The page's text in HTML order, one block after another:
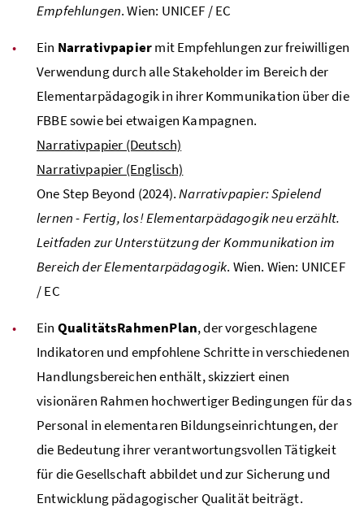
Empfehlungen. Wien: UNICEF /EC
Ein Narrativpapiermit Empfehlungen zur freiwilligen
Verwendung durch alle Stakeholder im Bereich der
Elementarpädagogik in ihrer Kommunikation über die
FBBEsowie bei etwaigen Kampagnen.
Narrativpapier (Deutsch)
Narrativpapier (Englisch)
One Step Beyond (2024).Narrativpapier: Spielend
lernen - Fertig, los! Elementarpädagogik neu erzählt.
Leitfaden zur Unterstützung der Kommunikation im
Bereich der Elementarpädagogik. Wien. Wien: UNICEF
/EC
Ein QualitätsRahmenPlan, der vorgeschlagene
Indikatoren und empfohlene Schritte in verschiedenen
Handlungsbereichen enthält, skizziert einen
visionären Rahmen hochwertiger Bedingungen für das
Personal in elementaren Bildungseinrichtungen, der
die Bedeutung ihrer verantwortungsvollen Tätigkeit
für die Gesellschaft abbildet und zur Sicherung und
Entwicklung pädagogischer Qualität beiträgt.